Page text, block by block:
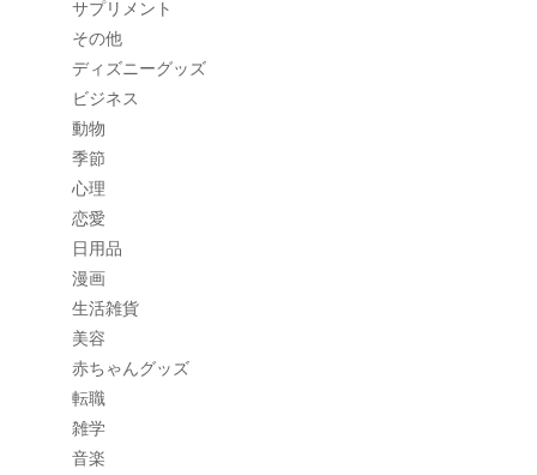
サプリメント
その他
ディズニーグッズ
ビジネス
動物
季節
心理
恋愛
日用品
漫画
生活雑貨
美容
赤ちゃんグッズ
転職
雑学
音楽